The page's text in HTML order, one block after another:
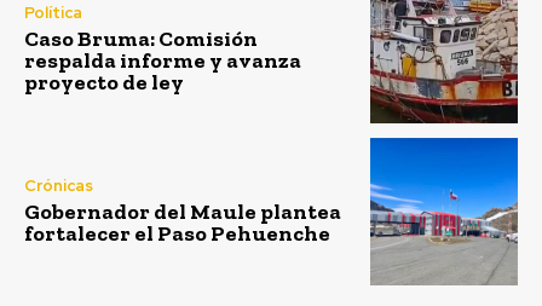
Política
Caso Bruma: Comisión
respalda informe y avanza
proyecto de ley
Crónicas
Gobernador del Maule plantea
fortalecer el Paso Pehuenche